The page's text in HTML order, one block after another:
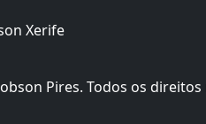
Xerife
Pires. Todos os